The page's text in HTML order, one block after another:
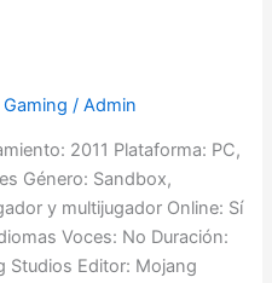
Gaming /Admin
2011 Plataforma: PC,
Género: Sandbox,
y multijugador Online: Sí
Voces: No Duración:
Studios Editor: Mojang